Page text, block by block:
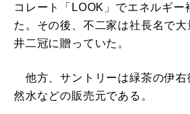
コレート「LOOK」でエネルギー
た。その後、不二家は社長名で
井二冠に贈っていた。
他方、サントリーは緑茶の伊右
然水などの販売元である。